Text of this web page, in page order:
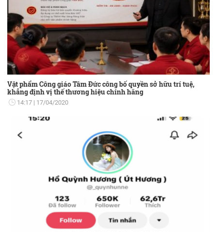
Vật phẩm Công giáo Tâm Đức công bố quyền sở hữu trí tuệ,
khẳng định vị thế thương hiệu chính hãng
14:17 17/04/2020